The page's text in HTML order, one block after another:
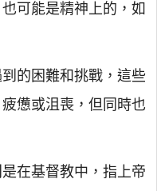
可能是精神上的，如
的困難和挑戰，這些
憊或沮喪，但同時也
在基督教中，指上帝